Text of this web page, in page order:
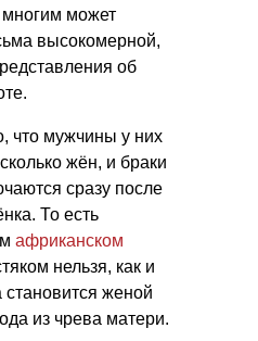
многим может
высокомерной,
об
что мужчины у них
жён, и браки
сразу после
То есть
африканском
нельзя, как и
женой
из чрева матери.